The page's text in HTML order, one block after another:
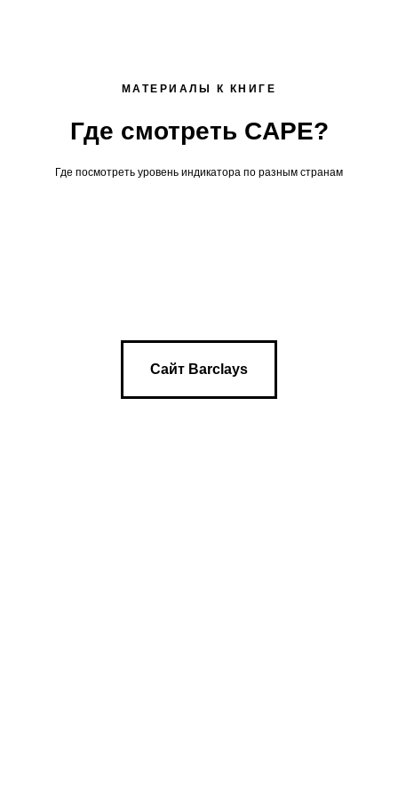
МАТЕРИАЛЫ К КНИГЕ
Где смотреть CAPE?
Где посмотреть уровень индикатора по разным странам
Сайт Barclays